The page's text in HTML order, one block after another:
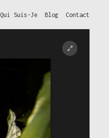
Qui Suis-Je Blog Contact